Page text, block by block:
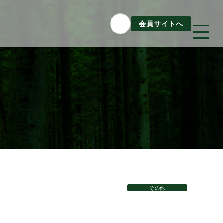
会員サイトへ
Column
構造材パッケージ
知ってほしい木のコト森のコト その他